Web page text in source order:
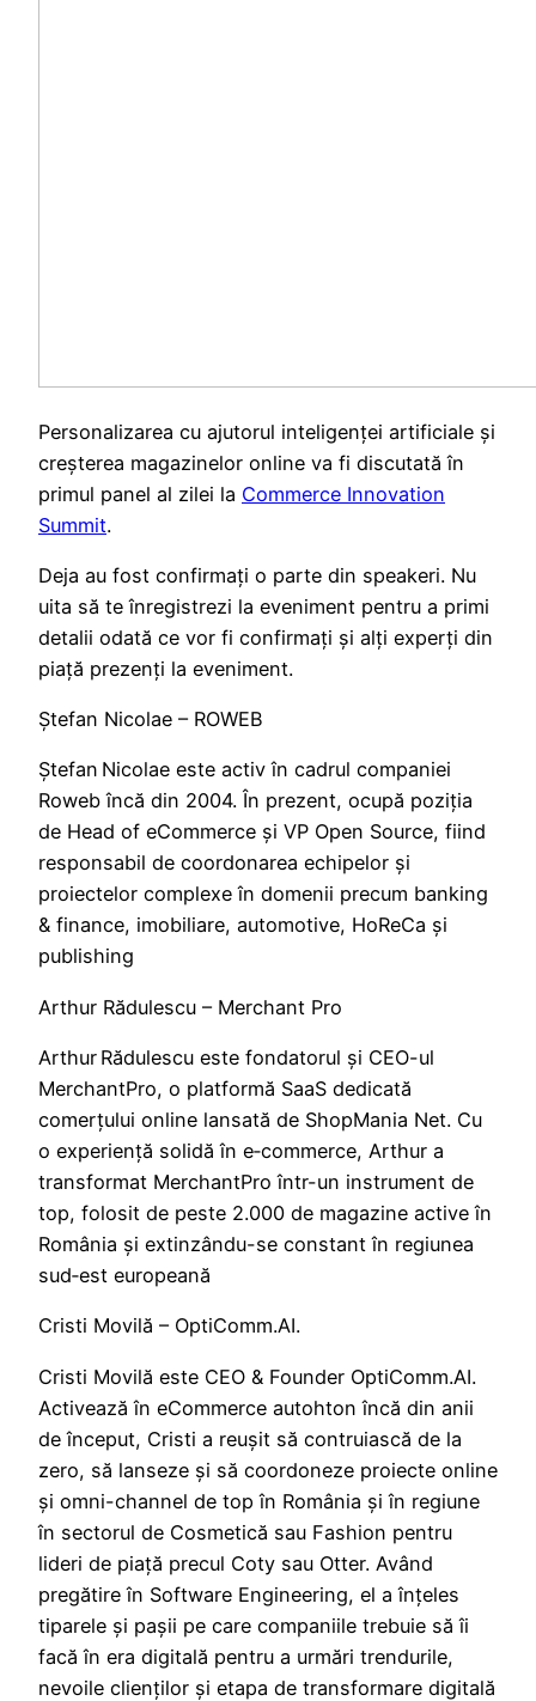
Personalizarea cu ajutorul inteligenței artificiale și
creșterea magazinelor online va fi discutată în
primul panel al zilei la Commerce Innovation
Summit.
Deja au fost confirmați o parte din speakeri. Nu
uita să te înregistrezi la eveniment pentru a primi
detalii odată ce vor fi confirmați și alți experți din
piață prezenți la eveniment.
Ștefan Nicolae – ROWEB
Ștefan Nicolae este activ în cadrul companiei
Roweb încă din 2004. În prezent, ocupă poziția
de Head of eCommerce și VP Open Source, fiind
responsabil de coordonarea echipelor și
proiectelor complexe în domenii precum banking
& finance, imobiliare, automotive, HoReCa și
publishing
Arthur Rădulescu – Merchant Pro
Arthur Rădulescu este fondatorul și CEO-ul
MerchantPro, o platformă SaaS dedicată
comerțului online lansată de ShopMania Net. Cu
o experiență solidă în e‑commerce, Arthur a
transformat MerchantPro într-un instrument de
top, folosit de peste 2.000 de magazine active în
România și extinzându-se constant în regiunea
sud‑est europeană
Cristi Movilă – OptiComm.AI.
Cristi Movilă este CEO & Founder OptiComm.AI.
Activează în eCommerce autohton încă din anii
de început, Cristi a reușit să contruiască de la
zero, să lanseze și să coordoneze proiecte online
și omni-channel de top în România și în regiune
în sectorul de Cosmetică sau Fashion pentru
lideri de piață precul Coty sau Otter. Având
pregătire în Software Engineering, el a înțeles
tiparele și pașii pe care companiile trebuie să îi
facă în era digitală pentru a urmări trendurile,
nevoile clienților și etapa de transformare digitală